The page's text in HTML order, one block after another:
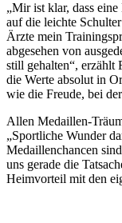
„Mir ist klar, dass
auf die leichte
Ärzte mein
abgesehen von
still gehalten“, erzählt
die Werte absolut in
wie die Freude, bei
Allen Medaillen-
„Sportliche Wunder
Medaillenchancen
uns gerade die
Heimvorteil mit den